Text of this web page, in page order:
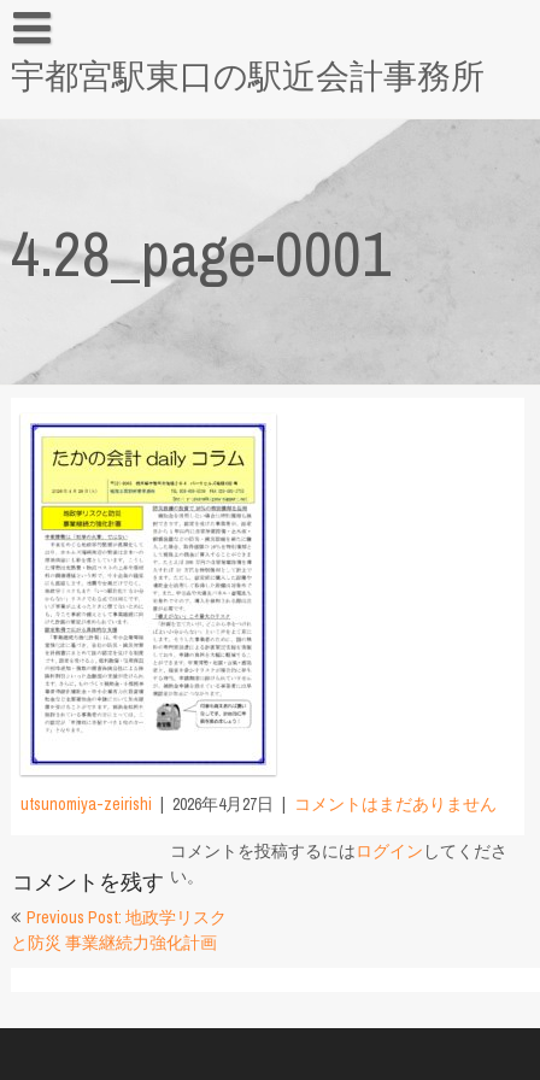
宇都宮駅東口の駅近会計事務所
4.28_page-0001
utsunomiya-zeirishi 2026年4月27日 コメントはまだありません
コメントを残す
コメントを投稿するにはログイン してくださ
い。
投
稿
ビ
Previous Post: 地政学リスク
と防災 事業継続力強化計画